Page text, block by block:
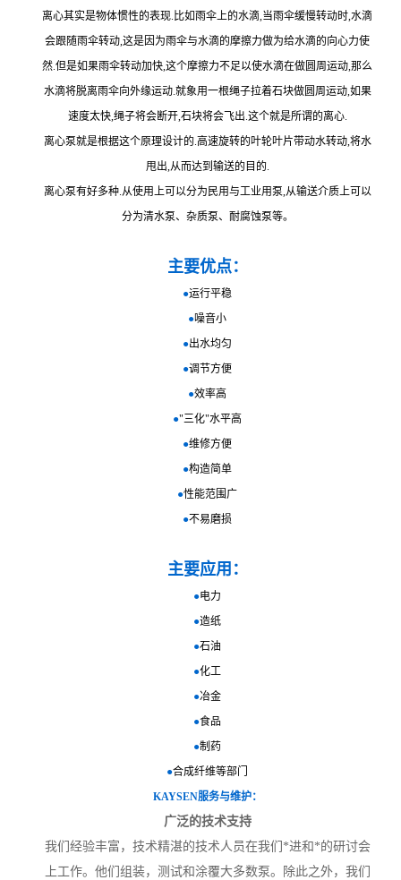
离心其实是物体惯性的表现.比如雨伞上的水滴,当雨伞缓慢转动时,水滴
会跟随雨伞转动,这是因为雨伞与水滴的摩擦力做为给水滴的向心力使
然.但是如果雨伞转动加快,这个摩擦力不足以使水滴在做圆周运动,那么
水滴将脱离雨伞向外缘运动.就象用一根绳子拉着石块做圆周运动,如果
速度太快,绳子将会断开,石块将会飞出.这个就是所谓的离心.
离心泵就是根据这个原理设计的.高速旋转的叶轮叶片带动水转动,将水
甩出,从而达到输送的目的.
离心泵有好多种.从使用上可以分为民用与工业用泵,从输送介质上可以
分为清水泵、杂质泵、耐腐蚀泵等。
主要优点：
●运行平稳
●噪音小
●出水均匀
●调节方便
●效率高
●"三化"水平高
●维修方便
●构造简单
●性能范围广
●不易磨损
主要应用：
●电力
●造纸
●石油
●化工
●冶金
●食品
●制药
●合成纤维等部门
KAYSEN服务与维护：
广泛的技术支持
我们经验丰富，技术精湛的技术人员在我们*进和*的研讨会
上工作。他们组装，测试和涂覆大多数泵。除此之外，我们